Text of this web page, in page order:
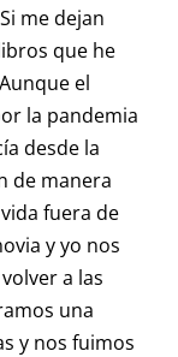
me dejan
que he
el
la pandemia
desde la
de manera
fuera de
y yo nos
a las
una
y nos fuimos